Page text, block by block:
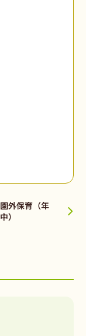
園外保育（年
中）